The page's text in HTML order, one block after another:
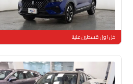
مستعملة 43,978 كم ممشى قليل
خل اول قسطين علينا